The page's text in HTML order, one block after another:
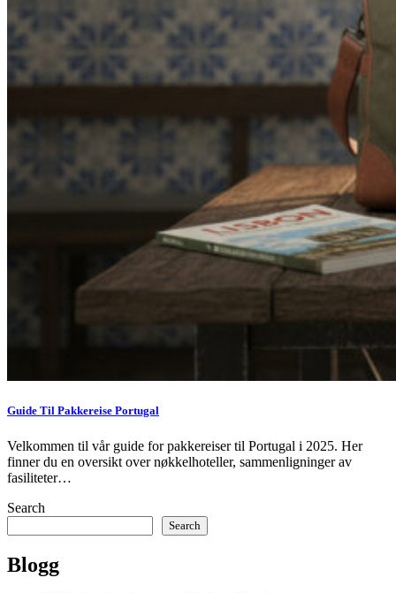
Guide Til Pakkereise Portugal
Velkommen til vår guide for pakkereiser til Portugal i 2025. Her
finner du en oversikt over nøkkelhoteller, sammenligninger av
fasiliteter…
Search
Search
Blogg